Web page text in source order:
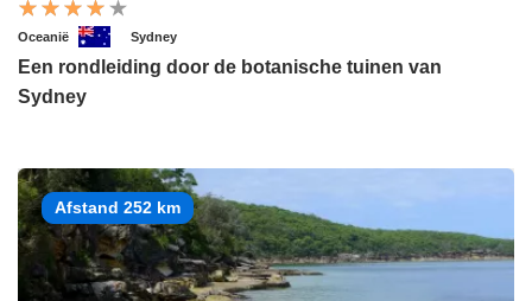
Oceanië Sydney
Een rondleiding door de botanische tuinen van
Sydney
Afstand 252 km